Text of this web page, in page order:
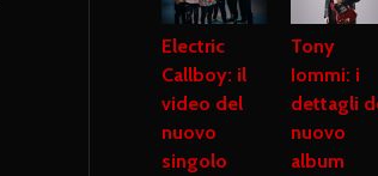
Electric
Callboy: il
video del
nuovo
singolo
Tony
Iommi: i
dettagli
nuovo
album